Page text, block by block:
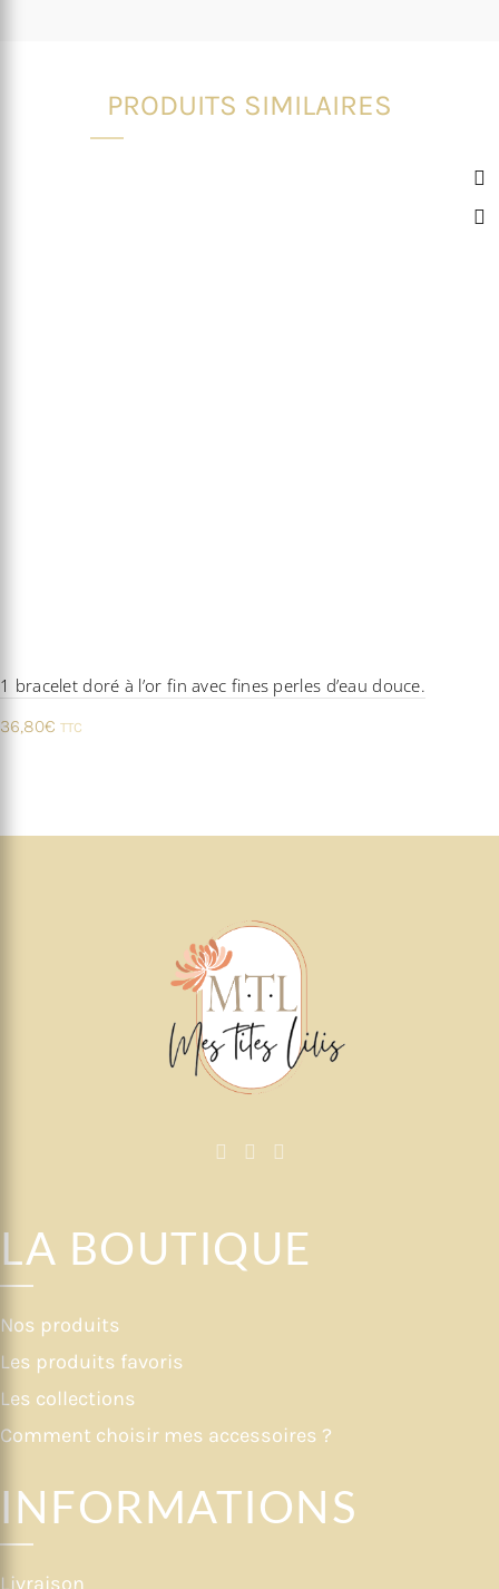
PRODUITS SIMILAIRES
1 bracelet doré à l’or fin avec fines perles d’eau douce.
36,80€ TTC
LA BOUTIQUE
Nos produits
Les produits favoris
Les collections
Comment choisir mes accessoires ?
INFORMATIONS
Livraison